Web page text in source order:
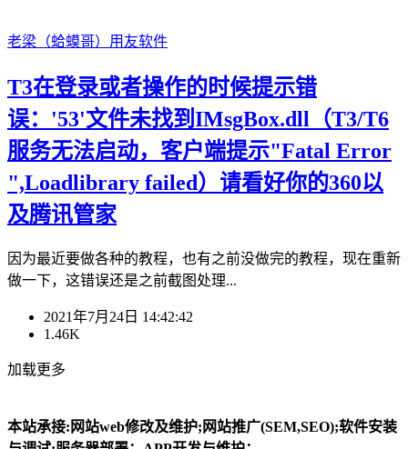
老梁（蛤蟆哥） 用友软件
T3在登录或者操作的时候提示错
误：'53'文件未找到IMsgBox.dll（T3/T6
服务无法启动，客户端提示"Fatal Error
",Loadlibrary failed）请看好你的360以
及腾讯管家
因为最近要做各种的教程，也有之前没做完的教程，现在重新
做一下，这错误还是之前截图处理...
2021年7月24日 14:42:42
1.46K
加载更多
本站承接:网站web修改及维护;网站推广(SEM,SEO);软件安装